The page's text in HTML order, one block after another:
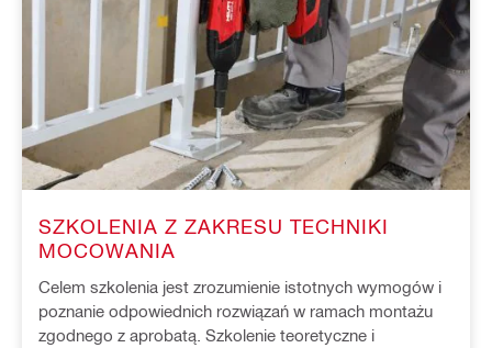
SZKOLENIA Z ZAKRESU TECHNIKI
MOCOWANIA
Celem szkolenia jest zrozumienie istotnych wymogów i
poznanie odpowiednich rozwiązań w ramach montażu
zgodnego z aprobatą. Szkolenie teoretyczne i